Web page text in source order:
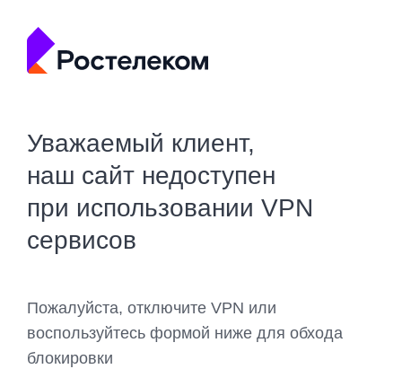
Уважаемый клиент,
наш сайт недоступен
при использовании VPN
сервисов
Пожалуйста, отключите VPN или
воспользуйтесь формой ниже для обхода
блокировки